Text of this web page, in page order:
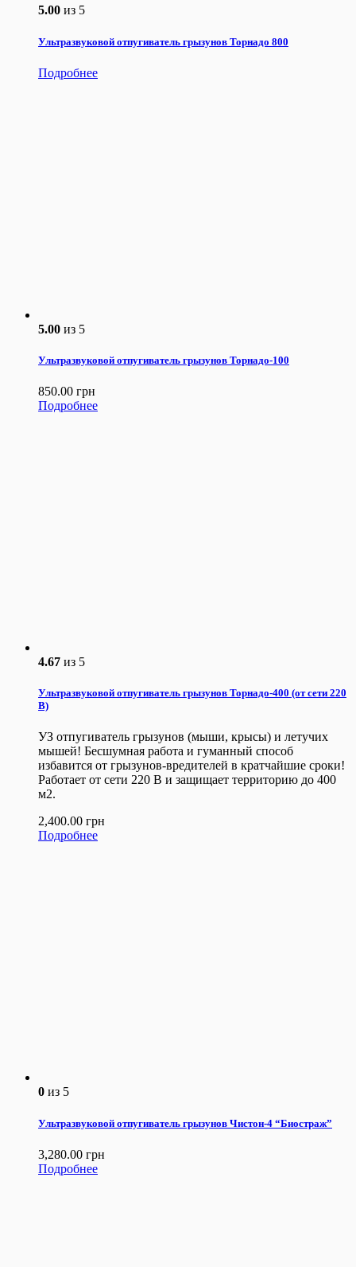
5.00 из 5
Ультразвуковой отпугиватель грызунов Торнадо 800
Подробнее
5.00 из 5
Ультразвуковой отпугиватель грызунов Торнадо-100
850.00 грн
Подробнее
4.67 из 5
Ультразвуковой отпугиватель грызунов Торнадо-400 (от сети 220
В)
УЗ отпугиватель грызунов (мыши, крысы) и летучих
мышей! Бесшумная работа и гуманный способ
избавится от грызунов-вредителей в кратчайшие сроки!
Работает от сети 220 В и защищает территорию до 400
м2.
2,400.00 грн
Подробнее
0 из 5
Ультразвуковой отпугиватель грызунов Чистон-4 “Биостраж”
3,280.00 грн
Подробнее